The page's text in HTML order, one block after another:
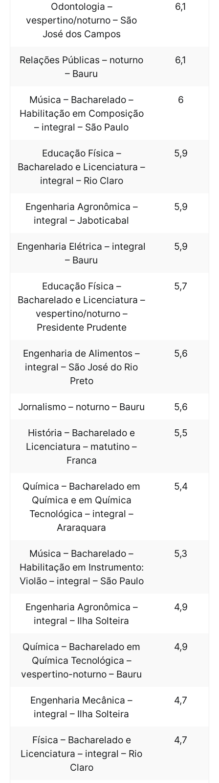
Odontologia –
vespertino/noturno – São
José dos Campos
6,1
Relações Públicas – noturno
– Bauru
6,1
Música – Bacharelado –
Habilitação em Composição
– integral – São Paulo
6
Educação Física –
Bacharelado e Licenciatura –
integral – Rio Claro
5,9
Engenharia Agronômica –
integral – Jaboticabal
5,9
Engenharia Elétrica – integral
– Bauru
5,9
Educação Física –
Bacharelado e Licenciatura –
vespertino/noturno –
Presidente Prudente
5,7
Engenharia de Alimentos –
integral – São José do Rio
Preto
5,6
Jornalismo – noturno – Bauru 5,6
História – Bacharelado e
Licenciatura – matutino –
Franca
5,5
Química – Bacharelado em
Química e em Química
Tecnológica – integral –
Araraquara
5,4
Música – Bacharelado –
Habilitação em Instrumento:
Violão – integral – São Paulo
5,3
Engenharia Agronômica –
integral – Ilha Solteira
4,9
Química – Bacharelado em
Química Tecnológica –
vespertino-noturno – Bauru
4,9
Engenharia Mecânica –
integral – Ilha Solteira
4,7
Física – Bacharelado e
Licenciatura – integral – Rio
Claro
4,7